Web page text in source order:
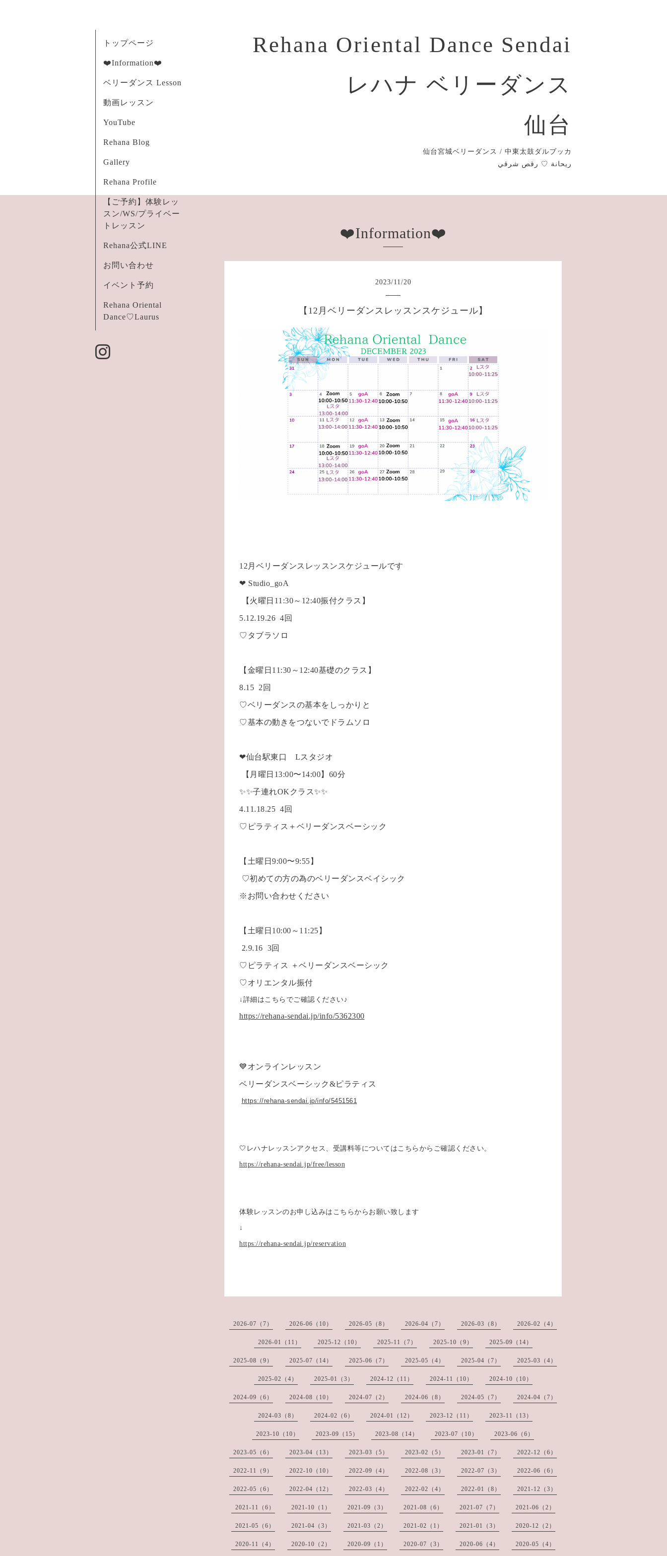
Rehana Oriental Dance Sendai
レハナ ベリーダンス
仙台
仙台宮城ベリーダンス / 中東太鼓ダルブッカ
トップページ
❤️Information❤️
ベリーダンス Lesson
動画レッスン
YouTube
Rehana Blog
Gallery
Rehana Profile
【ご予約】体験レッ
スン/WS/プライベー
トレッスン
Rehana公式LINE
お問い合わせ
イベント予約
Rehana Oriental
Dance♡Laurus
❤️Information❤️
2023/11/20
【12月ベリーダンスレッスンスケジュール】
12月ベリーダンスレッスンスケジュールです
❤ Studio_goA
【火曜日11:30～12:40振付クラス】
5.12.19.26 4回
♡タブラソロ
【金曜日11:30～12:40基礎のクラス】
8.15 2回
♡ベリーダンスの基本をしっかりと
♡基本の動きをつないでドラムソロ
❤仙台駅東口 Lスタジオ
【月曜日13:00〜14:00】60分
✨✨子連れOKクラス✨✨
4.11.18.25 4回
♡ピラティス＋ベリーダンスベーシック
【土曜日9:00〜9:55】
♡初めての方の為のベリーダンスベイシック
※お問い合わせください
【土曜日10:00～11:25】
2.9.16 3回
♡ピラティス ＋ベリーダンスベーシック
♡オリエンタル振付
↓詳細はこちらでご確認ください♪
https://rehana-sendai.jp/info/5362300
💙オンラインレッスン
ベリーダンスベーシック&ピラティス
https://rehana-sendai.jp/info/5451561
🤍レハナレッスンアクセス、受講料等についてはこちらからご確認ください。
https://rehana-sendai.jp/free/lesson
体験レッスンのお申し込みはこちらからお願い致します
↓
https://rehana-sendai.jp/reservation
2026-07（7） 2026-06（10） 2026-05（8） 2026-04（7） 2026-03（8） 2026-02（4）
2026-01（11） 2025-12（10） 2025-11（7） 2025-10（9） 2025-09（14）
2025-08（9） 2025-07（14） 2025-06（7） 2025-05（4） 2025-04（7） 2025-03（4）
2025-02（4） 2025-01（3） 2024-12（11） 2024-11（10） 2024-10（10）
2024-09（6） 2024-08（10） 2024-07（2） 2024-06（8） 2024-05（7） 2024-04（7）
2024-03（8） 2024-02（6） 2024-01（12） 2023-12（11） 2023-11（13）
2023-10（10） 2023-09（15） 2023-08（14） 2023-07（10） 2023-06（6）
2023-05（6） 2023-04（13） 2023-03（5） 2023-02（5） 2023-01（7） 2022-12（6）
2022-11（9） 2022-10（10） 2022-09（4） 2022-08（3） 2022-07（3） 2022-06（6）
2022-05（6） 2022-04（12） 2022-03（4） 2022-02（4） 2022-01（8） 2021-12（3）
2021-11（6） 2021-10（1） 2021-09（3） 2021-08（6） 2021-07（7） 2021-06（2）
2021-05（6） 2021-04（3） 2021-03（2） 2021-02（1） 2021-01（3） 2020-12（2）
2020-11（4） 2020-10（2） 2020-09（1） 2020-07（3） 2020-06（4） 2020-05（4）